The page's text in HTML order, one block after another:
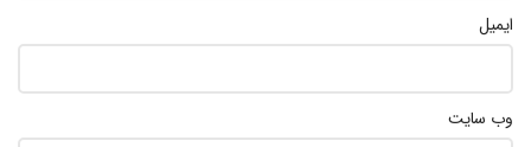
ایمیل
وب‌ سایت